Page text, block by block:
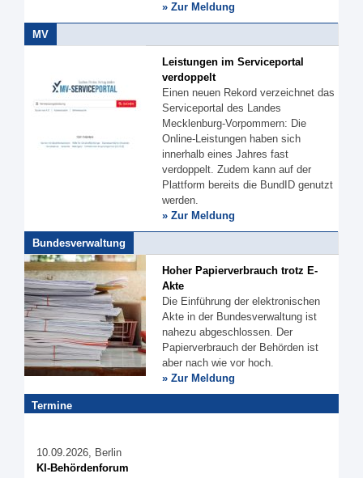
» Zur Meldung
MV
Leistungen im Serviceportal
verdoppelt
Einen neuen Rekord verzeichnet das
Serviceportal des Landes
Mecklenburg-Vorpommern: Die
Online-Leistungen haben sich
innerhalb eines Jahres fast
verdoppelt. Zudem kann auf der
Plattform bereits die BundID genutzt
werden.
» Zur Meldung
Bundesverwaltung
Hoher Papierverbrauch trotz E-
Akte
Die Einführung der elektronischen
Akte in der Bundesverwaltung ist
nahezu abgeschlossen. Der
Papierverbrauch der Behörden ist
aber nach wie vor hoch.
» Zur Meldung
Termine
10.09.2026, Berlin
KI-Behördenforum